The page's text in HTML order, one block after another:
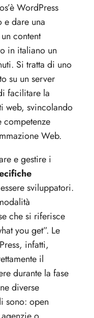
WordPress
e dare una
content
in italiano un
Si tratta di uno
su un server
facilitare la
web, svincolando
competenze
Web.
e gestire i
sviluppatori.
che si riferisce
you get”. Le
infatti,
il
durante la fase
diverse
sono: open